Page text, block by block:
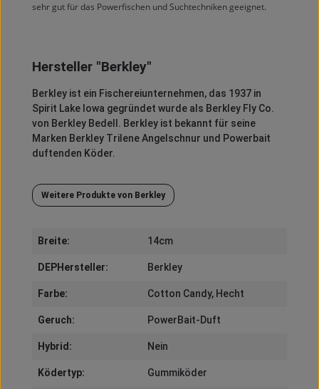
sehr gut für das Powerfischen und Suchtechniken geeignet.
Hersteller "Berkley"
Berkleyist ein Fischereiunternehmen, das 1937 in
Spirit Lake Iowa gegründet wurde als Berkley FlyCo.
von Berkley Bedell . Berkleyist bekannt für seine
Marken Berkley TrileneAngelschnur und Powerbait
duftenden Köder.
Weitere Produkte von Berkley
Breite: 14cm
DEPHersteller: Berkley
Farbe: Cotton Candy, Hecht
Geruch: PowerBait-Duft
Hybrid: Nein
Ködertyp: Gummiköder